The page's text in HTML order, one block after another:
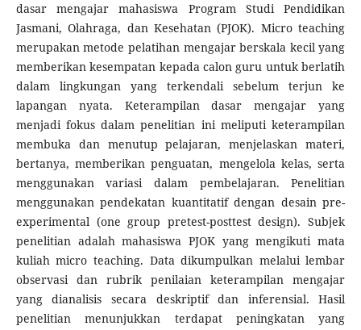
dasar mengajar mahasiswa Program Studi Pendidikan
Jasmani, Olahraga, dan Kesehatan (PJOK). Micro teaching
merupakan metode pelatihan mengajar berskala kecil yang
memberikan kesempatan kepada calon guru untuk berlatih
dalam lingkungan yang terkendali sebelum terjun ke
lapangan nyata. Keterampilan dasar mengajar yang
menjadi fokus dalam penelitian ini meliputi keterampilan
membuka dan menutup pelajaran, menjelaskan materi,
bertanya, memberikan penguatan, mengelola kelas, serta
menggunakan variasi dalam pembelajaran. Penelitian
menggunakan pendekatan kuantitatif dengan desain pre-
experimental (one group pretest-posttest design). Subjek
penelitian adalah mahasiswa PJOK yang mengikuti mata
kuliah micro teaching. Data dikumpulkan melalui lembar
observasi dan rubrik penilaian keterampilan mengajar
yang dianalisis secara deskriptif dan inferensial. Hasil
penelitian menunjukkan terdapat peningkatan yang